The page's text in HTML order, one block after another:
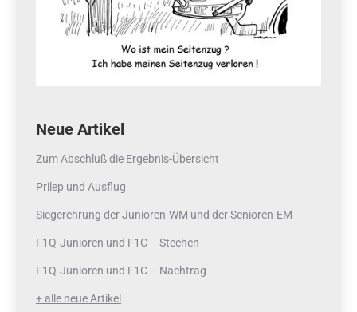
Neue Artikel
Zum Abschluß die Ergebnis-Übersicht
Prilep und Ausflug
Siegerehrung der Junioren-WM und der Senioren-EM
F1Q-Junioren und F1C – Stechen
F1Q-Junioren und F1C – Nachtrag
+ alle neue Artikel